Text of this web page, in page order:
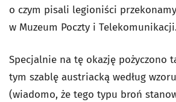
o czym pisali legioniści
w Muzeum Poczty i Telekomunikacji.
Specjalnie na tę okazję pożyczono
tym szablę austriacką według
(wiadomo, że tego typu broń